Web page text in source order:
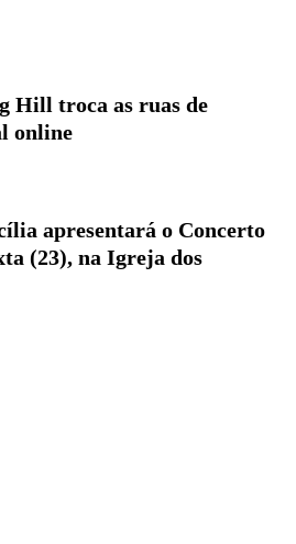
Hill troca as ruas de
online
apresentará o Concerto
(23), na Igreja dos